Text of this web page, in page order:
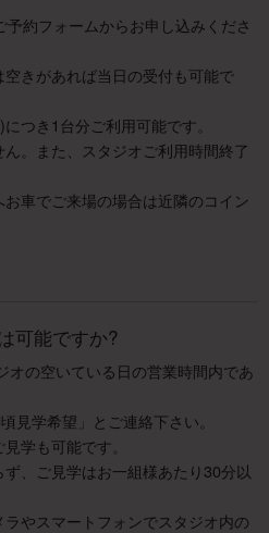
約フォームからお申し込みくださ
きがあれば当日の受付も可能で
つき1台分ご利用可能です。
。また、スタジオご利用時間終了
車でご来場の場合は近隣のコイン
可能ですか?
オの空いている日の営業時間内であ
見学希望」とご連絡下さい。
学も可能です。
、ご見学はお一組様あたり30分以
やスマートフォンでスタジオ内の